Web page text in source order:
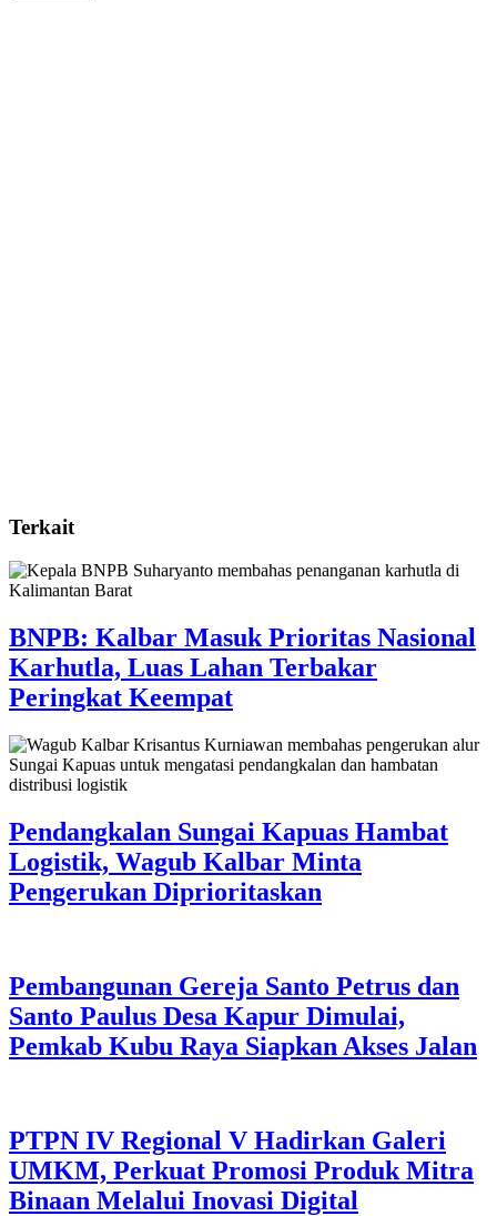
Terkait
BNPB: Kalbar Masuk Prioritas Nasional
Karhutla, Luas Lahan Terbakar
Peringkat Keempat
Pendangkalan Sungai Kapuas Hambat
Logistik, Wagub Kalbar Minta
Pengerukan Diprioritaskan
Pembangunan Gereja Santo Petrus dan
Santo Paulus Desa Kapur Dimulai,
Pemkab Kubu Raya Siapkan Akses Jalan
PTPN IV Regional V Hadirkan Galeri
UMKM, Perkuat Promosi Produk Mitra
Binaan Melalui Inovasi Digital